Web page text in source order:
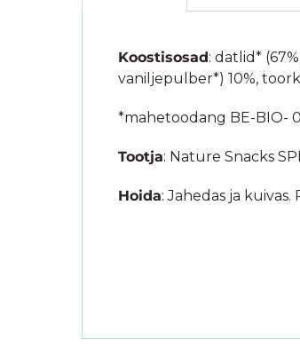
Koostisosad: datlid*
vaniljepulber*) 10%,
*mahetoodang BE-BIO-
Tootja: Nature Snacks
Hoida: Jahedas ja kuivas.